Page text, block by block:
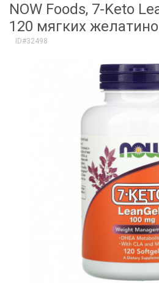
NOW Foods, 7-Keto
120 мягких
ID#32498